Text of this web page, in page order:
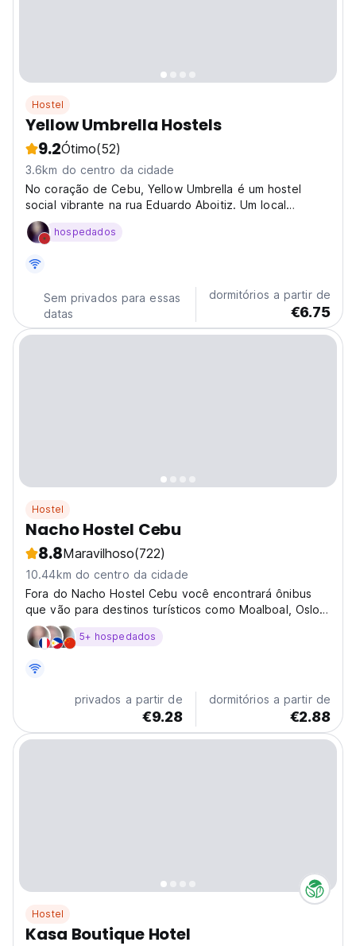
Hostel
Yellow Umbrella Hostels
9.2Ótimo(52)
3.6km do centro da cidade
No coração de Cebu, Yellow Umbrella é um hostel
social vibrante na rua Eduardo Aboitiz. Um local
acolhedor para viajantes individuais e aventureiros se
conectarem e explorarem. (Auto-translated from
hospedados
Sem privados para essas
datas
dormitórios a partir de
€6.75
Hostel
Nacho Hostel Cebu
8.8Maravilhoso(722)
10.44km do centro da cidade
Fora do Nacho Hostel Cebu você encontrará ônibus
que vão para destinos turísticos como Moalboal, Oslob,
Kawasan Falls, Bohol, Siquijor e muitos mais.
5+ hospedados
privados a partir de
€9.28
dormitórios a partir de
€2.88
Hostel
Kasa Boutique Hotel